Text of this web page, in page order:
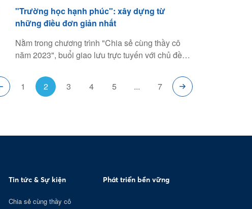
"Trường học hạnh phúc": xây dựng từ
những điều đơn giản nhất
Nằm trong chương trình "Chia sẻ cùng thầy cô
năm 2023", buổi giao lưu trực tuyến với chủ đề
trường, từ học sinh, giáo viên đến phụ huynh đều
cảm thấy hạnh phúc và được yêu thương.
1 2 3 4 5 ... 7
Tin tức & Sự kiện
Chia sẻ cùng thầy cô
Phát triển bền vững